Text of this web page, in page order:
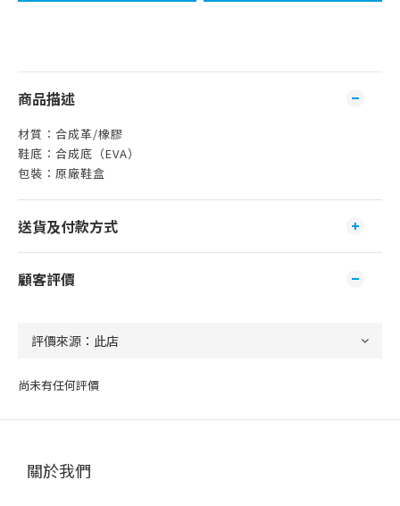
商品描述
材質：合成革/橡膠
鞋底：合成底（EVA）
包裝：原廠鞋盒
送貨及付款方式
顧客評價
尚未有任何評價
關於我們